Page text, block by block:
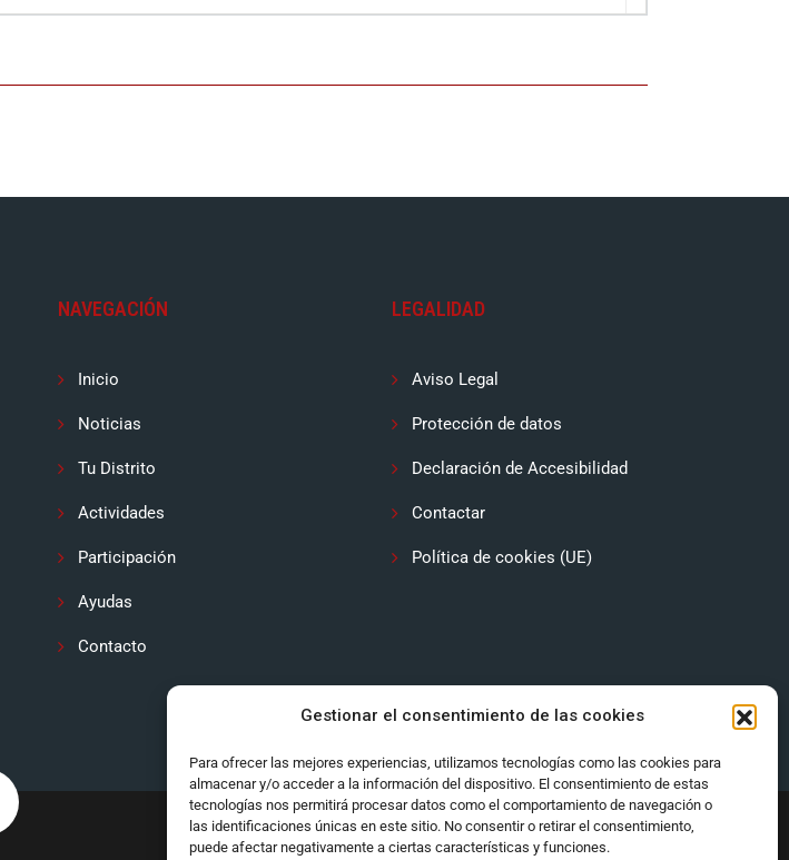
Gestionar el consentimiento de las cookies
Para ofrecer las mejores experiencias, utilizamos tecnologías como las cookies para
almacenar y/o acceder a la información del dispositivo. El consentimiento de estas
tecnologías nos permitirá procesar datos como el comportamiento de navegación o
las identificaciones únicas en este sitio. No consentir o retirar el consentimiento,
puede afectar negativamente a ciertas características y funciones.
NAVEGACIÓN
Inicio
Noticias
Tu Distrito
Actividades
Participación
Ayudas
Contacto
LEGALIDAD
Aviso Legal
Protección de datos
Declaración de Accesibilidad
Contactar
Política de cookies (UE)